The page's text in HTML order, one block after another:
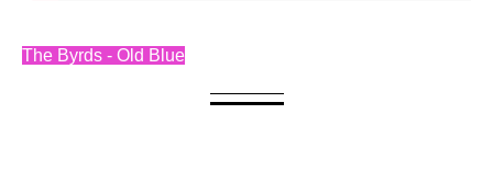
The Byrds - Old Blue